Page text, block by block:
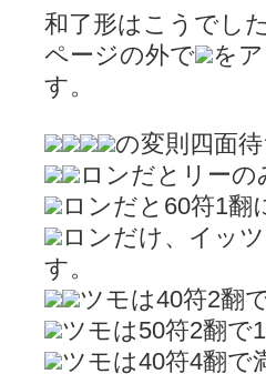
和了形はこうでした
ページの外で
を
す。
の変則四面
ロンだとリーの
ロンだと60符1翻
ロンだけ、イッ
す。
ツモは40符2翻
ツモは50符2翻で
ツモは40符4翻で